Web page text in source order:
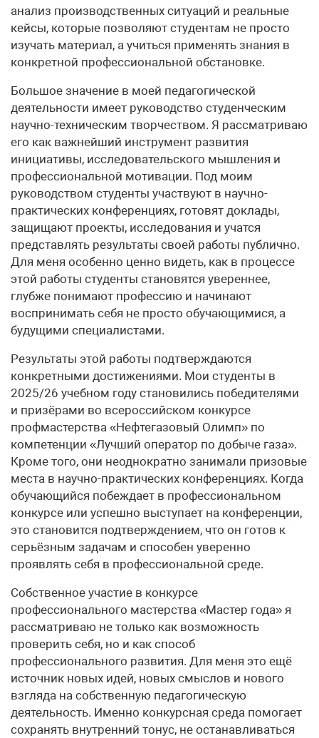
анализ производственных ситуаций и реальные
кейсы, которые позволяют студентам не просто
изучать материал, а учиться применять знания в
конкретной профессиональной обстановке.
Большое значение в моей педагогической
деятельности имеет руководство студенческим
научно-техническим творчеством. Я рассматриваю
его как важнейший инструмент развития
инициативы, исследовательского мышления и
профессиональной мотивации. Под моим
руководством студенты участвуют в научно-
практических конференциях, готовят доклады,
защищают проекты, исследования и учатся
представлять результаты своей работы публично.
Для меня особенно ценно видеть, как в процессе
этой работы студенты становятся увереннее,
глубже понимают профессию и начинают
воспринимать себя не просто обучающимися, а
будущими специалистами.
Результаты этой работы подтверждаются
конкретными достижениями. Мои студенты в
2025/26 учебном году становились победителями
и призёрами во всероссийском конкурсе
профмастерства «Нефтегазовый Олимп» по
компетенции «Лучший оператор по добыче газа».
Кроме того, они неоднократно занимали призовые
места в научно-практических конференциях. Когда
обучающийся побеждает в профессиональном
конкурсе или успешно выступает на конференции,
это становится подтверждением, что он готов к
серьёзным задачам и способен уверенно
проявлять себя в профессиональной среде.
Собственное участие в конкурсе
профессионального мастерства «Мастер года» я
рассматриваю не только как возможность
проверить себя, но и как способ
профессионального развития. Для меня это ещё
источник новых идей, новых смыслов и нового
взгляда на собственную педагогическую
деятельность. Именно конкурсная среда помогает
сохранять внутренний тонус, не останавливаться